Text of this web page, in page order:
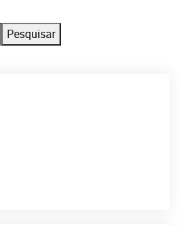
Pesquisar